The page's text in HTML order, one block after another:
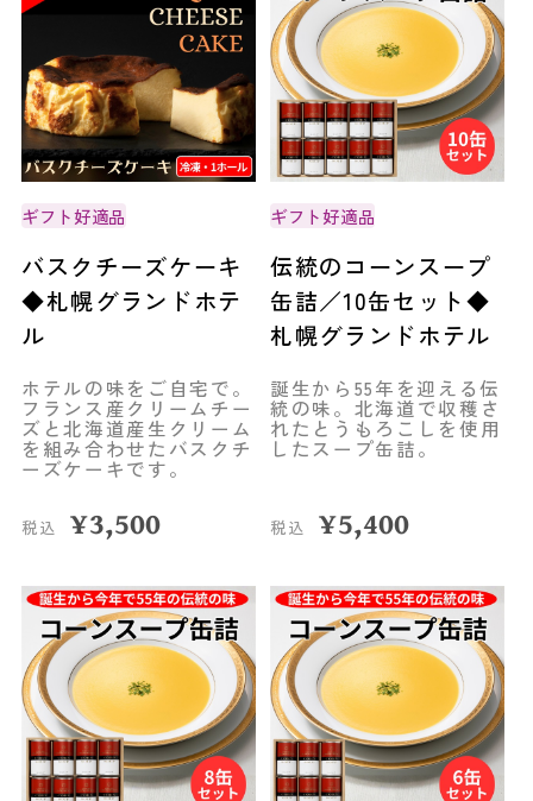
ギフト好適品
バスクチーズケーキ
◆札幌グランドホテ
ル
ホテルの味をご自宅で。
フランス産クリームチー
ズと北海道産生クリーム
を組み合わせたバスクチ
ーズケーキです。
税込 ¥3,500
ギフト好適品
伝統のコーンスープ
缶詰／10缶セット◆
札幌グランドホテル
誕生から55年を迎える伝
統の味。北海道で収穫さ
れたとうもろこしを使用
したスープ缶詰。
税込 ¥5,400